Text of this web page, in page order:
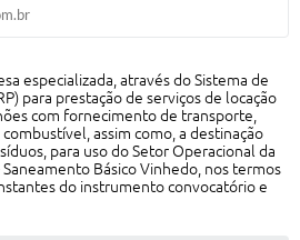
especializada, através do Sistema de
para prestação de serviços de locação
com fornecimento de transporte,
assim como, a destinação
para uso do Setor Operacional da
Saneamento Básico Vinhedo, nos termos
do instrumento convocatório e